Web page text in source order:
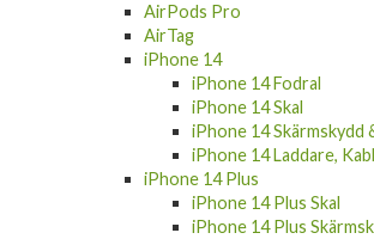
AirPods Pro
AirTag
iPhone 14
iPhone 14 Fodral
iPhone 14 Skal
iPhone 14 Skärmskydd
iPhone 14 Laddare,
iPhone 14 Plus
iPhone 14 Plus Skal
iPhone 14 Plus